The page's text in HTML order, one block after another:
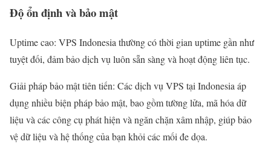
Độ ổn định và bảo mật
Uptime cao: VPS Indonesia thường có thời gian uptime gần như
tuyệt đối, đảm bảo dịch vụ luôn sẵn sàng và hoạt động liên tục.
Giải pháp bảo mật tiên tiến: Các dịch vụ VPS tại Indonesia áp
dụng nhiều biện pháp bảo mật, bao gồm tường lửa, mã hóa dữ
liệu và các công cụ phát hiện và ngăn chặn xâm nhập, giúp bảo
vệ dữ liệu và hệ thống của bạn khỏi các mối đe dọa.